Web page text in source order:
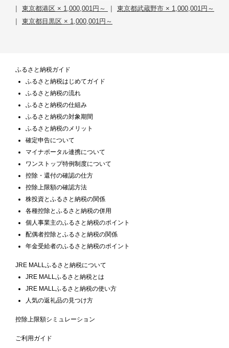
| 東京都港区 × 1,000,001円～ | 東京都武蔵野市 × 1,000,001円～
| 東京都目黒区 × 1,000,001円～
ふるさと納税ガイド
ふるさと納税はじめてガイド
ふるさと納税の流れ
ふるさと納税の仕組み
ふるさと納税の対象期間
ふるさと納税のメリット
確定申告について
マイナポータル連携について
ワンストップ特例制度について
控除・還付の確認の仕方
控除上限額の確認方法
株投資とふるさと納税の関係
各種控除とふるさと納税の併用
個人事業主のふるさと納税のポイント
配偶者控除とふるさと納税の関係
年金受給者のふるさと納税のポイント
JRE MALLふるさと納税について
JRE MALLふるさと納税とは
JRE MALLふるさと納税の使い方
人気の返礼品の見つけ方
控除上限額シミュレーション
ご利用ガイド